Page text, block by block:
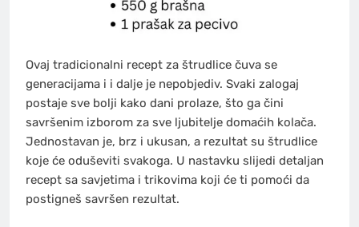
Ovaj tradicionalni recept za štrudlice čuva se
generacijama i i dalje je nepobjediv. Svaki zalogaj
postaje sve bolji kako dani prolaze, što ga čini
savršenim izborom za sve ljubitelje domaćih kolača.
Jednostavan je, brz i ukusan, a rezultat su štrudlice
koje će oduševiti svakoga. U nastavku slijedi detaljan
recept sa savjetima i trikovima koji će ti pomoći da
postigneš savršen rezultat.